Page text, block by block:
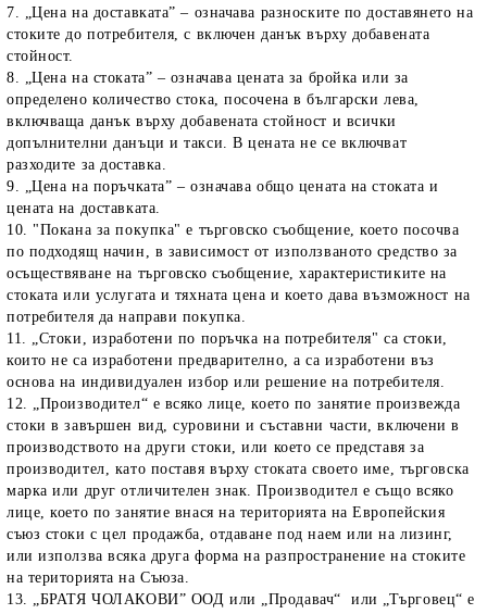
7. „Цена на доставката” – означава разноските по доставянето на
стоките до потребителя, с включен данък върху добавената
стойност.
8. „Цена на стоката” – означава цената за бройка или за
определено количество стока, посочена в български лева,
включваща данък върху добавената стойност и всички
допълнителни данъци и такси. В цената не се включват
разходите за доставка.
9. „Цена на поръчката” – означава общо цената на стоката и
цената на доставката.
10. "Покана за покупка" е търговско съобщение, което посочва
по подходящ начин, в зависимост от използваното средство за
осъществяване на търговско съобщение, характеристиките на
стоката или услугата и тяхната цена и което дава възможност на
потребителя да направи покупка.
11. „Стоки, изработени по поръчка на потребителя" са стоки,
които не са изработени предварително, а са изработени въз
основа на индивидуален избор или решение на потребителя.
12. „Производител“ е всяко лице, което по занятие произвежда
стоки в завършен вид, суровини и съставни части, включени в
производството на други стоки, или което се представя за
производител, като поставя върху стоката своето име, търговска
марка или друг отличителен знак. Производител е също всяко
лице, което по занятие внася на територията на Европейския
съюз стоки с цел продажба, отдаване под наем или на лизинг,
или използва всяка друга форма на разпространение на стоките
на територията на Съюза.
13. „БРАТЯ ЧОЛАКОВИ” ООД или „Продавач“ или „Търговец“ е